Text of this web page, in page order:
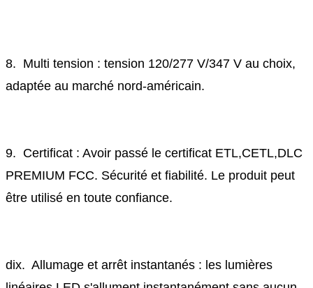
8. Multi tension : tension 120/277 V/347 V au choix,
adaptée au marché nord-américain.
9. Certificat : Avoir passé le certificat ETL,CETL,DLC
PREMIUM FCC. Sécurité et fiabilité. Le produit peut
être utilisé en toute confiance.
dix. Allumage et arrêt instantanés : les lumières